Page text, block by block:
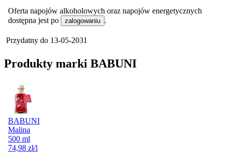
Oferta napojów alkoholowych oraz napojów energetycznych
dostępna jest po
zalogowaniu .
Przydatny do 13-05-2031
Produkty marki BABUNI
BABUNI
Malina
500 ml
74,98 zł/l